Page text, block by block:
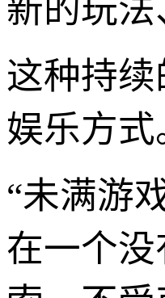
新的玩
这种持
娱乐方式
“未满游
在一个